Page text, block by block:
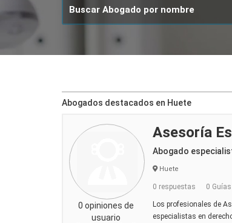
Abogados destacados en Huete
0 opiniones de
usuario
Asesoría
Abogado
Huete
0 respuestas 0 Guías
Los profesionales de
especialistas en